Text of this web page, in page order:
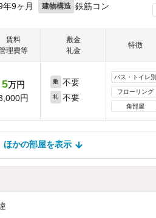
年9ヶ月 建物構造 鉄筋コン
賃料
理費等
敷金
礼金
特徴
5万円
円
敷 不要
礼 不要
バス・トイレ別
フローリング
角部屋
ほかの部屋を表示